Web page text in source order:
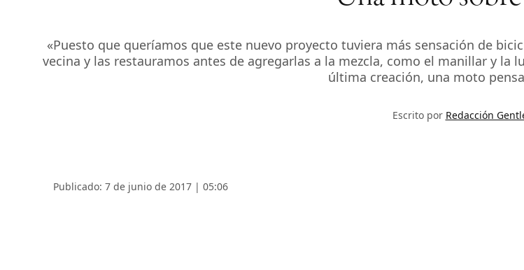
«Puesto que queríamos que este nuevo proyecto tuviera más sensación de
vecina y las restauramos antes de agregarlas a la mezcla, como el manillar y la
última creación, una moto
Escrito por Redacción
Publicado: 7 de junio de 2017 | 05:06